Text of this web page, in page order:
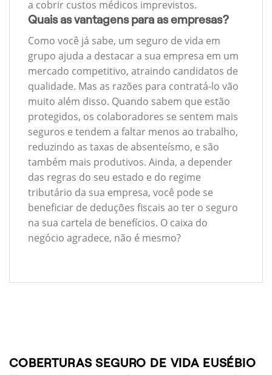
a cobrir custos médicos imprevistos.
Quais as vantagens para as empresas?
Como você já sabe, um seguro de vida em
grupo ajuda a destacar a sua empresa em um
mercado competitivo, atraindo candidatos de
qualidade. Mas as razões para contratá-lo vão
muito além disso. Quando sabem que estão
protegidos, os colaboradores se sentem mais
seguros e tendem a faltar menos ao trabalho,
reduzindo as taxas de absenteísmo, e são
também mais produtivos. Ainda, a depender
das regras do seu estado e do regime
tributário da sua empresa, você pode se
beneficiar de deduções fiscais ao ter o seguro
na sua cartela de benefícios. O caixa do
negócio agradece, não é mesmo?
COBERTURAS SEGURO DE VIDA EUSÉBIO